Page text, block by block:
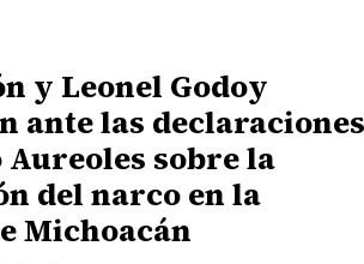
y Leonel Godoy
ante las declaraciones
Aureoles sobre la
del narco en la
Michoacán